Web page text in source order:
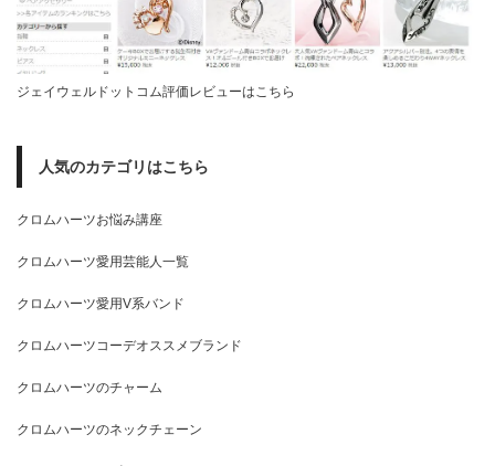
ジェイウェルドットコム評価レビューはこちら
人気のカテゴリはこちら
クロムハーツお悩み講座
クロムハーツ愛用芸能人一覧
クロムハーツ愛用V系バンド
クロムハーツコーデオススメブランド
クロムハーツのチャーム
クロムハーツのネックチェーン